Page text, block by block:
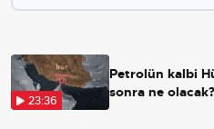
23:36
Petrolün kalbi
sonra ne olacak?